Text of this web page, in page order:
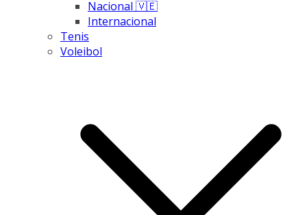
Nacional 🇻🇪
Internacional
Tenis
Voleibol